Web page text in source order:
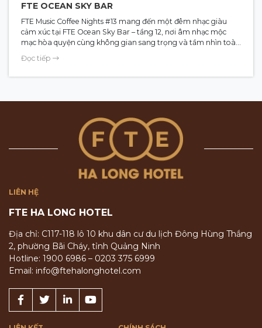
FTE OCEAN SKY BAR
FTE Music Coffee Nights #13 mang đến một đêm nhạc giàu
cảm xúc tại FTE Ocean Sky Bar – tầng 12, nơi âm nhạc mộc
mạc hòa quyện cùng không gian sang trọng và tầm nhìn toàn
cảnh vịnh Hạ Long. Với sự trở lại của ca sĩ Raven Marte, chương
trình hứa hẹn những khoảnh khắc thư giãn, tinh tế và đầy bất
Đọc tiếp
LIÊN HỆ
FTE HA LONG HOTEL
Địa chỉ: C117-118 lô 10 khu dân cư du lịch Đông Hùng Thắng
2, phường Bãi Cháy, tỉnh Quảng Ninh
Hotline: 1900 6986 – 0203 375 6999
Email: info@ftehalonghotel.com